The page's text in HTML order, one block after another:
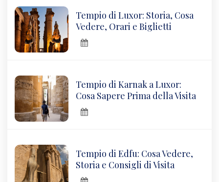
Tempio di Luxor: Storia, Cosa
Vedere, Orari e Biglietti
Tempio di Karnak a Luxor:
Cosa Sapere Prima della Visita
Tempio di Edfu: Cosa Vedere,
Storia e Consigli di Visita